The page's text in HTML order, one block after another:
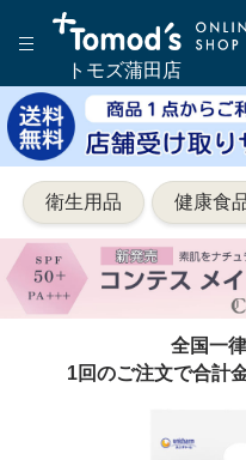
トモズ蒲田店
衛生用品 健康食
全国一
1回のご注文で合計